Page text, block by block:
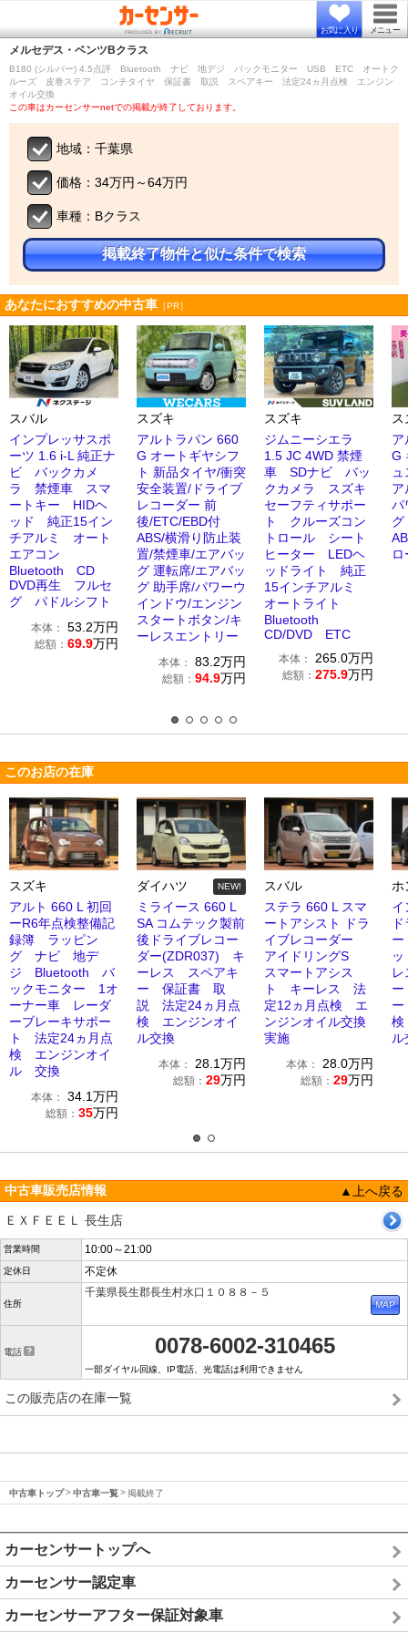
お気に入り メニュー
メルセデス・ベンツBクラス
B180 (シルバー) 4.5点評 Bluetooth ナビ 地デジ バックモニター USB ETC オートク
ルーズ 皮巻ステア コンチタイヤ 保証書 取説 スペアキー 法定24ヵ月点検 エンジン
オイル交換
この車はカーセンサーnetでの掲載が終了しております。
地域：千葉県
価格：34万円～64万円
車種：Bクラス
掲載終了物件と似た条件で検索
あなたにおすすめの中古車 ［PR］
スバル
インプレッサスポ
ーツ 1.6 i-L 純正ナ
ビ バックカメ
ラ 禁煙車 スマ
ートキー HIDヘ
ッド 純正15イン
チアルミ オート
エアコン
Bluetooth CD
DVD再生 フルセ
グ パドルシフト
本体： 53.2万円
総額： 69.9万円
スズキ
アルトラパン 660
G オートギヤシフ
ト 新品タイヤ/衝突
安全装置/ドライブ
レコーダー 前
後/ETC/EBD付
ABS/横滑り防止装
置/禁煙車/エアバッ
グ 運転席/エアバッ
グ 助手席/パワーウ
インドウ/エンジン
スタートボタン/キ
ーレスエントリー
本体： 83.2万円
総額： 94.9万円
スズキ
ジムニーシエラ
1.5 JC 4WD 禁煙
車 SDナビ バッ
クカメラ スズキ
セーフティサポー
ト クルーズコン
トロール シート
ヒーター LEDヘ
ッドライト 純正
15インチアルミ
オートライト
Bluetooth
CD/DVD ETC
本体： 265.0万円
総額： 275.9万円
ス
ア
G
パ
ロ
このお店の在庫
スズキ
アルト 660 L 初回
ーR6年点検整備記
録簿 ラッピン
グ ナビ 地デ
ジ Bluetooth バ
ックモニター 1オ
ーナー車 レーダ
ーブレーキサポー
ト 法定24ヵ月点
検 エンジンオイ
ル 交換
本体： 34.1万円
総額： 35万円
ダイハツ NEW!
ミライース 660 L
SA コムテック製前
後ドライブレコー
ダー(ZDR037) キ
ーレス スペアキ
ー 保証書 取
説 法定24ヵ月点
検 エンジンオイ
ル交換
本体： 28.1万円
総額： 29万円
スバル
ステラ 660 L スマ
ートアシスト ドラ
イブレコーダー
アイドリングS
スマートアシス
ト キーレス 法
定12ヵ月点検 エ
ンジンオイル交換
実施
本体： 28.0万円
総額： 29万円
ホ
イ
検
ル
中古車販売店情報
▲上へ戻る
ＥＸＦＥＥＬ 長生店
営業時間 10:00～21:00
定休日 不定休
住所
千葉県長生郡長生村水口１０８８－５
電話 0078-6002-310465
一部ダイヤル回線、IP電話、光電話は利用できません
この販売店の在庫一覧
中古車トップ 中古車一覧 掲載終了
カーセンサートップへ
カーセンサー認定車
カーセンサーアフター保証対象車